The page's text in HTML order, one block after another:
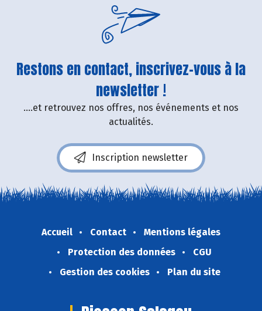
Restons en contact, inscrivez-vous à la
newsletter !
....et retrouvez nos offres, nos événements et nos
actualités.
Inscription newsletter
Accueil Contact
Mentions légales
Protection des données
CGU
Gestion des cookies
Plan du site